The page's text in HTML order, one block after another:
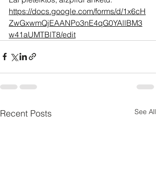
https://docs.google.com/forms/d/1x6cH
ZwGxwmQjEAANPo3nE4qG0YAllBM3
w41aUMTBlT8/edit
Recent Posts See All